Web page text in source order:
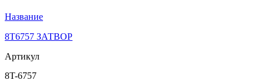
Название
8T6757 ЗАТВОР
Артикул
8T-6757